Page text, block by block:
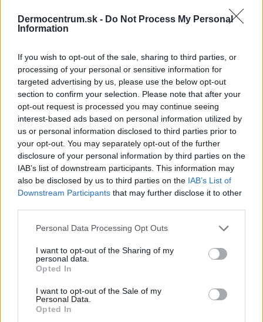
Dermocentrum.sk - Do Not Process My Personal
Information
If you wish to opt-out of the sale, sharing to third parties, or
processing of your personal or sensitive information for
targeted advertising by us, please use the below opt-out
section to confirm your selection. Please note that after your
opt-out request is processed you may continue seeing
interest-based ads based on personal information utilized by
us or personal information disclosed to third parties prior to
your opt-out. You may separately opt-out of the further
disclosure of your personal information by third parties on the
IAB’s list of downstream participants. This information may
also be disclosed by us to third parties on the IAB’s List of
Downstream Participants that may further disclose it to other
Personal Data Processing Opt Outs
I want to opt-out of the Sharing of my
personal data.
Opted In
I want to opt-out of the Sale of my
Personal Data.
Opted In
KÚPIŤ KÚPIŤ
NAJNOVŠIE ČLÁNKY V
NAŠOM BLOGU
na sychravé dni
HODNOTENIE OBCHODU